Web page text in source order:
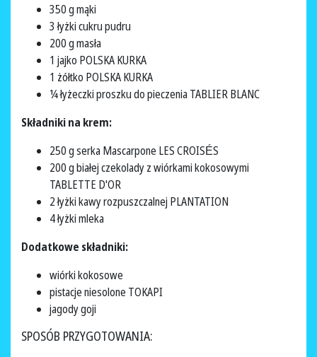
350 g mąki
3 łyżki cukru pudru
200 g masła
1 jajko POLSKA KURKA
1 żółtko POLSKA KURKA
¼ łyżeczki proszku do pieczenia TABLIER BLANC
Składniki na krem:
250 g serka Mascarpone LES CROISÉS
200 g białej czekolady z wiórkami kokosowymi
TABLETTE D'OR
2 łyżki kawy rozpuszczalnej PLANTATION
4 łyżki mleka
Dodatkowe składniki:
wiórki kokosowe
pistacje niesolone TOKAPI
jagody goji
SPOSÓB PRZYGOTOWANIA: